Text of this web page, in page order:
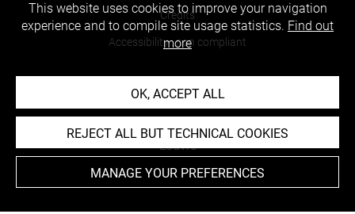
Credits
Accessibility : non compliant
This website uses cookies to improve your navigation
experience and to compile site usage statistics. Find out
more
OK, ACCEPT ALL
REJECT ALL BUT TECHNICAL COOKIES
MANAGE YOUR PREFERENCES